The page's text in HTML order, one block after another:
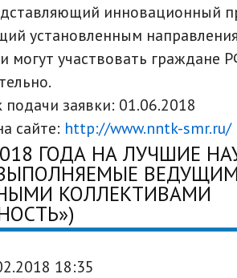
инновационный
установленным
могут участвовать граждане
заявки: 01.06.2018
сайте: http://www.nntk-smr.ru/
ГОДА НА ЛУЧШИЕ
КОЛЛЕКТИВАМИ
18:35